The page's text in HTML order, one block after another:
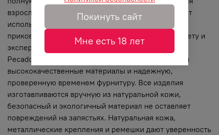
взрослых. Кольцо посередине распорки позволяет
использовать дополнительные аксессуары, либо
приковать партнера к кровати или другому предмету и
экспериментировать с позициями и ощущениями.
Pecado BDSM – российский бренд, использующий
высококачественные материалы и надежную,
проверенную временем фурнитуру. Все изделия
изготавливаются вручную из натуральной кожи,
безопасный и экологичный материал не оставляет
повреждений на запястьях. Натуральная кожа,
металлические крепления и ремешки дают уверенность
Покинуть сайт
Мне есть 18 лет